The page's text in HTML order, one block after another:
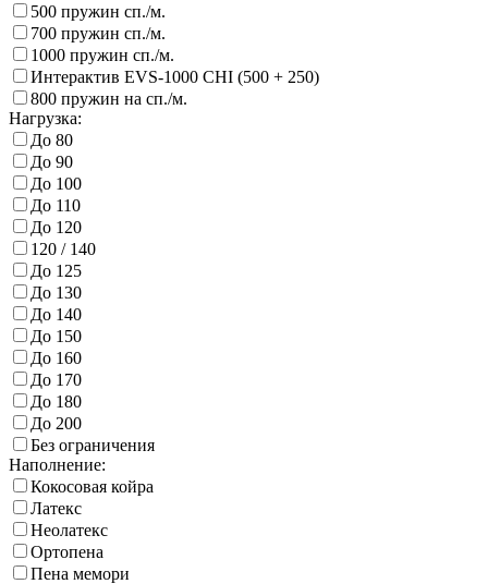
500 пружин сп./м.
700 пружин сп./м.
1000 пружин сп./м.
Интерактив EVS-1000 CHI (500 + 250)
800 пружин на сп./м.
Нагрузка:
До 80
До 90
До 100
До 110
До 120
120 / 140
До 125
До 130
До 140
До 150
До 160
До 170
До 180
До 200
Без ограничения
Наполнение:
Кокосовая койра
Латекс
Неолатекс
Ортопена
Пена мемори